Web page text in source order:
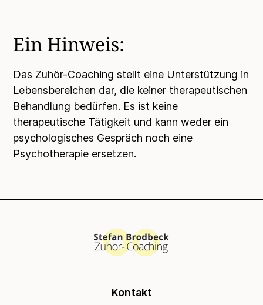
Ein Hinweis:
Das Zuhör-Coaching stellt eine Unterstützung in
Lebensbereichen dar, die keiner therapeutischen
Behandlung bedürfen. Es ist keine
therapeutische Tätigkeit und kann weder ein
psychologisches Gespräch noch eine
Psychotherapie ersetzen.
Kontakt